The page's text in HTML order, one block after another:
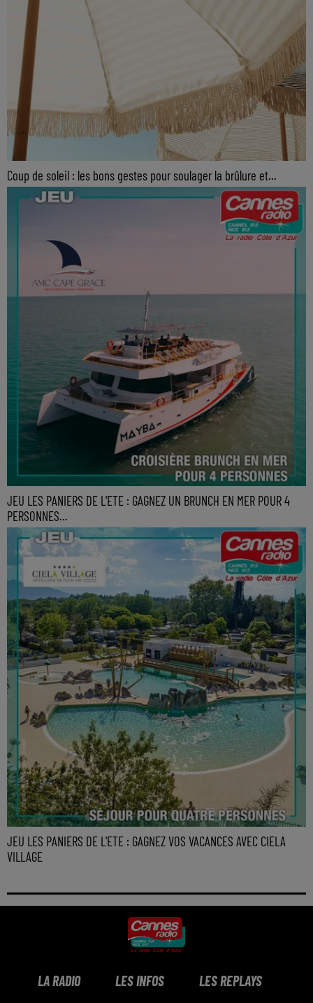
Coup de soleil : les bons gestes pour soulager la brûlure et...
JEU LES PANIERS DE L'ETE : GAGNEZ UN BRUNCH EN MER POUR 4
PERSONNES...
JEU LES PANIERS DE L'ETE : GAGNEZ VOS VACANCES AVEC CIELA
VILLAGE
LA RADIO LES INFOS LES REPLAYS